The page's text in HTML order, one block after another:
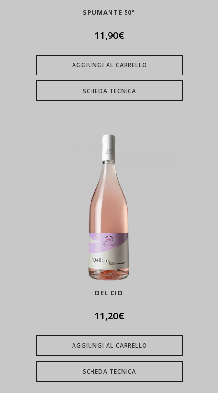
SPUMANTE 50°
11,90€
AGGIUNGI AL CARRELLO
SCHEDA TECNICA
DELICIO
11,20€
AGGIUNGI AL CARRELLO
SCHEDA TECNICA